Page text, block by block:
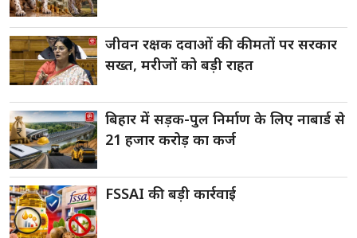
जीवन रक्षक दवाओं की कीमतों पर सरकार
सख्त, मरीजों को बड़ी राहत
बिहार में सड़क-पुल निर्माण के लिए नाबार्ड से
21 हजार करोड़ का कर्ज
FSSAI की बड़ी कार्रवाई